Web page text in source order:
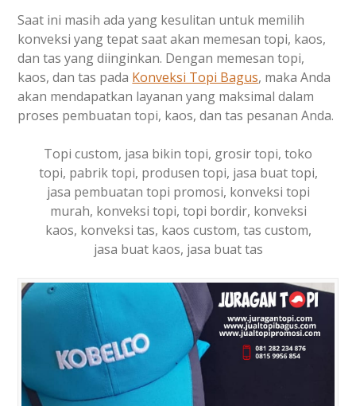
Saat ini masih ada yang kesulitan untuk memilih
konveksi yang tepat saat akan memesan topi, kaos,
dan tas yang diinginkan. Dengan memesan topi,
kaos, dan tas pada Konveksi Topi Bagus, maka Anda
akan mendapatkan layanan yang maksimal dalam
proses pembuatan topi, kaos, dan tas pesanan Anda.
Topi custom, jasa bikin topi, grosir topi, toko
topi, pabrik topi, produsen topi, jasa buat topi,
jasa pembuatan topi promosi, konveksi topi
murah, konveksi topi, topi bordir, konveksi
kaos, konveksi tas, kaos custom, tas custom,
jasa buat kaos, jasa buat tas